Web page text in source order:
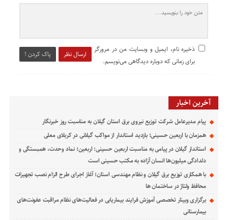
ارسال نظر پاک کردن !
ذخیره نام، ایمیل و وبسایت من در مرورگر
برای زمانی که دوباره دیدگاهی می‌نویسم.
آخرین اخبار
پیام مدیرعامل شركت توزیع نیروی برق استان گیلان به مناسبت روز خبرنگار ‌
همزمان با اربعین حسینی؛ بازدید استاندار از مواکب گیلانی در کربلای معلی
استاندار گیلان در پیامی به مناسبت اربعین حسینی: اربعین؛ نماد وحدت، همبستگی و
دلدادگی میلیون‌ها انسان آزاده به مکتب حسینی است
با همکاری توزیع برق گیلان و نظام مهندسی استان؛ آغاز اجرای طرح الزام نصب تجهیزات
محافظ ولتاژ در ساختمان ها
برگزاری وبینار تخصصی آموزش فرایند بیماریابی در فعالیت‌های نظام مراقبت عفونت‌های
بیمارستانی